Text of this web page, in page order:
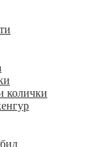
колички